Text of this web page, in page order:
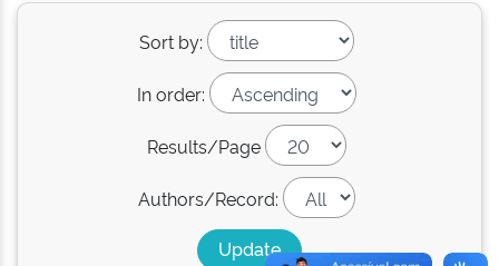
Sort by:
In order:
Results/Page
Authors/Record: